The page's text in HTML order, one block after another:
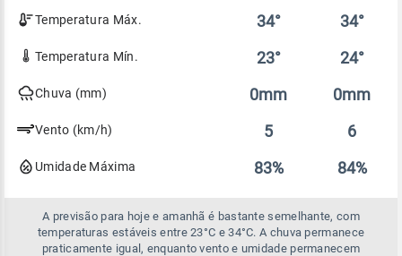
Comparativo
entre
previsão
hoje
Temperatura Máx. 34° 34°
Temperatura Mín. 23° 24°
Chuva (mm) 0mm 0mm
Vento (km/h) 5 6
Umidade Máxima 83% 84%
A previsão para hoje e amanhã é bastante semelhante, com
temperaturas estáveis entre 23°C e 34°C. A chuva permanece
praticamente igual, enquanto vento e umidade permanecem